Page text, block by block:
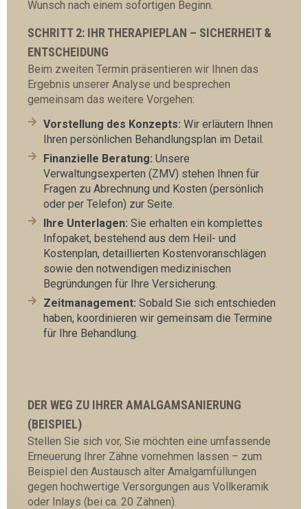
Wunsch nach einem sofortigen Beginn.
SCHRITT 2: IHR THERAPIEPLAN – SICHERHEIT &
ENTSCHEIDUNG
Beim zweiten Termin präsentieren wir Ihnen das
Ergebnis unserer Analyse und besprechen
gemeinsam das weitere Vorgehen:
Vorstellung des Konzepts: Wir erläutern Ihnen
Ihren persönlichen Behandlungsplan im Detail.
Finanzielle Beratung: Unsere
Verwaltungsexperten (ZMV) stehen Ihnen für
Fragen zu Abrechnung und Kosten (persönlich
oder per Telefon) zur Seite.
Ihre Unterlagen: Sie erhalten ein komplettes
Infopaket, bestehend aus dem Heil- und
Kostenplan, detaillierten Kostenvoranschlägen
sowie den notwendigen medizinischen
Begründungen für Ihre Versicherung.
Zeitmanagement: Sobald Sie sich entschieden
haben, koordinieren wir gemeinsam die Termine
für Ihre Behandlung.
DER WEG ZU IHRER AMALGAMSANIERUNG
(BEISPIEL)
Stellen Sie sich vor, Sie möchten eine umfassende
Erneuerung Ihrer Zähne vornehmen lassen – zum
Beispiel den Austausch alter Amalgamfüllungen
gegen hochwertige Versorgungen aus Vollkeramik
oder Inlays (bei ca. 20 Zähnen).